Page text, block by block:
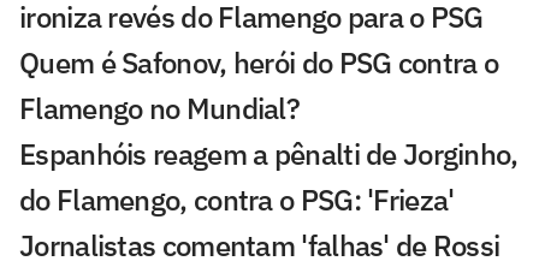
ironiza revés do Flamengo para o PSG
Quem é Safonov, herói do PSG contra o
Flamengo no Mundial?
Espanhóis reagem a pênalti de Jorginho,
do Flamengo, contra o PSG: 'Frieza'
Jornalistas comentam 'falhas' de Rossi